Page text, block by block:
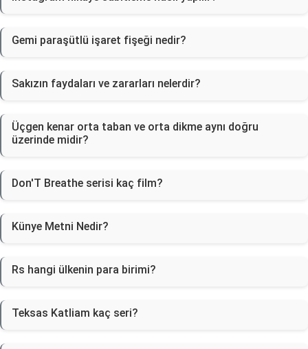
Gemi paraşütlü işaret fişeği nedir?
Sakızın faydaları ve zararları nelerdir?
Üçgen kenar orta taban ve orta dikme aynı doğru
üzerinde midir?
Don'T Breathe serisi kaç film?
Künye Metni Nedir?
Rs hangi ülkenin para birimi?
Teksas Katliam kaç seri?